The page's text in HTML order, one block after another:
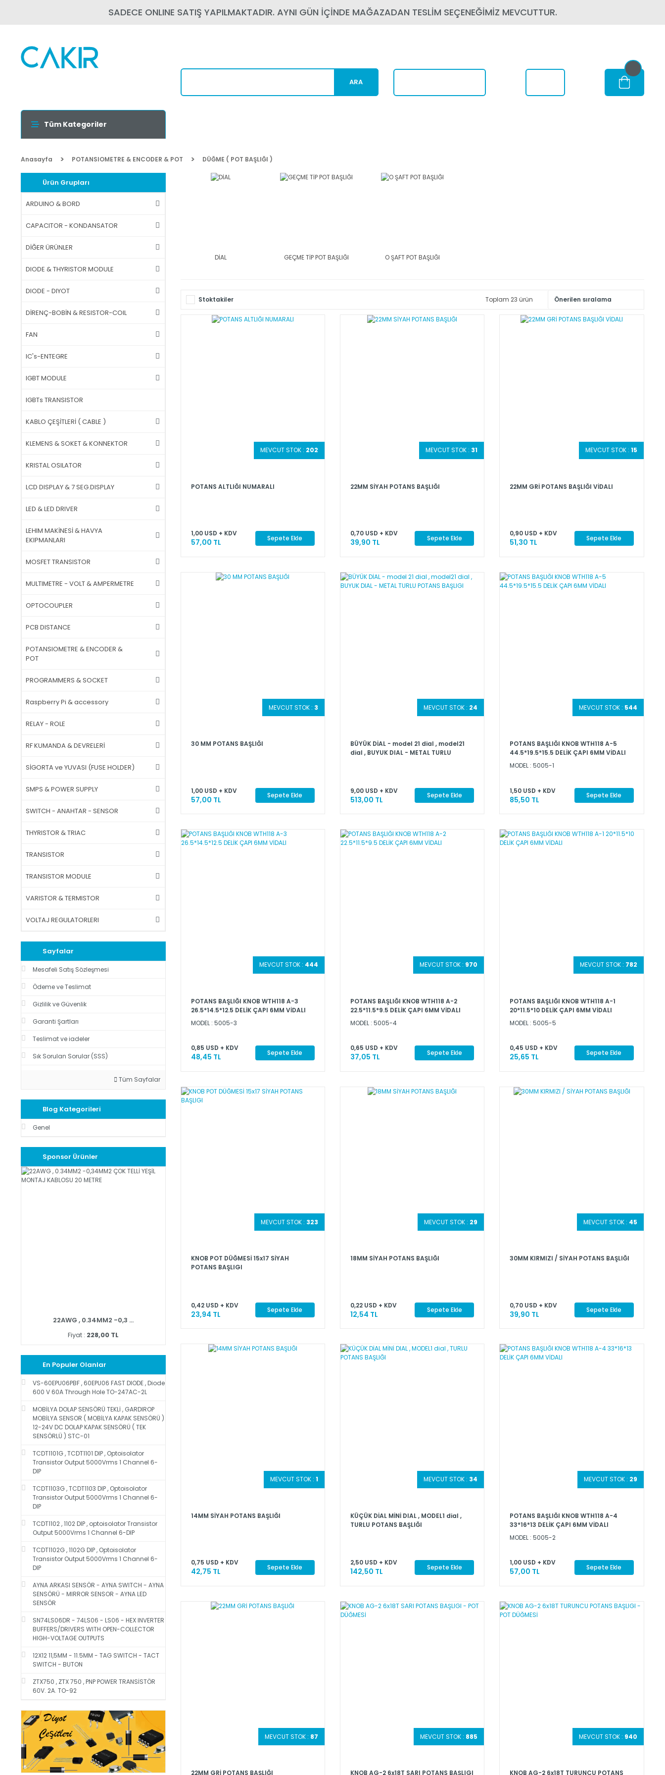
SADECE ONLINE SATIŞ YAPILMAKTADIR. AYNI GÜN İÇİNDE MAĞAZADAN TESLİM SEÇENEĞİMİZ MEVCUTTUR.
ARA
Tüm Kategoriler
Anasayfa POTANSIOMETRE & ENCODER & POT DÜĞME ( POT BAŞLIĞI )
Ürün Grupları
ARDUINO & BORD
CAPACITOR - KONDANSATOR
DİĞER ÜRÜNLER
DIODE & THYRISTOR MODULE
DIODE - DIYOT
DİRENÇ-BOBİN & RESISTOR-COIL
FAN
IC's-ENTEGRE
IGBT MODULE
IGBTs TRANSISTOR
KABLO ÇEŞİTLERİ ( CABLE )
KLEMENS & SOKET & KONNEKTOR
KRISTAL OSILATOR
LCD DISPLAY & 7 SEG.DISPLAY
LED & LED DRIVER
LEHIM MAKİNESİ & HAVYA
EKIPMANLARI
MOSFET TRANSISTOR
MULTIMETRE - VOLT & AMPERMETRE
OPTOCOUPLER
PCB DISTANCE
POTANSIOMETRE & ENCODER &
POT
PROGRAMMERS & SOCKET
Raspberry Pi & accessory
RELAY - ROLE
RF KUMANDA & DEVRELERİ
SİGORTA ve YUVASI (FUSE HOLDER)
SMPS & POWER SUPPLY
SWITCH - ANAHTAR - SENSOR
THYRISTOR & TRIAC
TRANSISTOR
TRANSISTOR MODULE
VARISTOR & TERMISTOR
VOLTAJ REGULATORLERI
Sayfalar
Mesafeli Satış Sözleşmesi
Ödeme ve Teslimat
Gizlilik ve Güvenlik
Garanti Şartları
Teslimat ve iadeler
Sık Sorulan Sorular (SSS)
Tüm Sayfalar
Blog Kategorileri
Genel
Sponsor Ürünler
22AWG , 0.34MM2 -0,3 ...
Fiyat : 228,00 TL
En Populer Olanlar
VS-60EPU06PBF , 60EPU06 FAST DIODE , Diode
600 V 60A Through Hole TO-247AC-2L
MOBİLYA DOLAP SENSÖRÜ TEKLİ , GARDIROP
MOBİLYA SENSOR ( MOBİLYA KAPAK SENSÖRÜ )
12-24V DC DOLAP KAPAK SENSÖRÜ ( TEK
SENSÖRLÜ ) STC-01
TCDT1101G , TCDT1101 DIP , Optoisolator
Transistor Output 5000Vrms 1 Channel 6-
DIP
TCDT1103G , TCDT1103 DIP , Optoisolator
Transistor Output 5000Vrms 1 Channel 6-
DIP
TCDT1102 , 1102 DIP , optoisolator Transistor
Output 5000Vrms 1 Channel 6-DIP
TCDT1102G , 1102G DIP , Optoisolator
Transistor Output 5000Vrms 1 Channel 6-
DIP
AYNA ARKASI SENSÖR - AYNA SWITCH - AYNA
SENSÖRÜ - MIRROR SENSOR - AYNA LED
SENSÖR
SN74LS06DR - 74LS06 - LS06 - HEX INVERTER
BUFFERS/DRIVERS WITH OPEN-COLLECTOR
HIGH-VOLTAGE OUTPUTS
12X12 11,5MM - 11.5MM - TAG SWITCH - TACT
SWITCH - BUTON
ZTX750 , ZTX 750 , PNP POWER TRANSİSTÖR
60V. 2A. TO-92
DİAL GEÇME TİP POT BAŞLIĞI O ŞAFT POT BAŞLIĞI
Stoktakiler Toplam 23 ürün
MEVCUT STOK : 202
POTANS ALTLIĞI NUMARALI
1,00 USD + KDV
57,00 TL Sepete Ekle
MEVCUT STOK : 31
22MM SİYAH POTANS BAŞLIĞI
0,70 USD + KDV
39,90 TL Sepete Ekle
MEVCUT STOK : 15
22MM GRİ POTANS BAŞLIĞI VİDALI
0,90 USD + KDV
51,30 TL Sepete Ekle
MEVCUT STOK : 3
30 MM POTANS BAŞLIĞI
1,00 USD + KDV
57,00 TL Sepete Ekle
MEVCUT STOK : 24
BÜYÜK DİAL - model 21 dial , model21
dial , BUYUK DIAL - METAL TURLU
9,00 USD + KDV
513,00 TL Sepete Ekle
MEVCUT STOK : 544
POTANS BAŞLIĞI KNOB WTH118 A-5
44.5*19.5*15.5 DELİK ÇAPI 6MM VİDALI
MODEL : 5005-1
1,50 USD + KDV
85,50 TL Sepete Ekle
MEVCUT STOK : 444
POTANS BAŞLIĞI KNOB WTH118 A-3
26.5*14.5*12.5 DELİK ÇAPI 6MM VİDALI
MODEL : 5005-3
0,85 USD + KDV
48,45 TL Sepete Ekle
MEVCUT STOK : 970
POTANS BAŞLIĞI KNOB WTH118 A-2
22.5*11.5*9.5 DELİK ÇAPI 6MM VİDALI
MODEL : 5005-4
0,65 USD + KDV
37,05 TL Sepete Ekle
MEVCUT STOK : 782
POTANS BAŞLIĞI KNOB WTH118 A-1
20*11.5*10 DELİK ÇAPI 6MM VİDALI
MODEL : 5005-5
0,45 USD + KDV
25,65 TL Sepete Ekle
MEVCUT STOK : 323
KNOB POT DÜĞMESİ 15x17 SİYAH
POTANS BAŞLIGI
0,42 USD + KDV
23,94 TL Sepete Ekle
MEVCUT STOK : 29
18MM SİYAH POTANS BAŞLIĞI
0,22 USD + KDV
12,54 TL Sepete Ekle
MEVCUT STOK : 45
30MM KIRMIZI / SİYAH POTANS BAŞLIĞI
0,70 USD + KDV
39,90 TL Sepete Ekle
MEVCUT STOK : 1
14MM SİYAH POTANS BAŞLIĞI
0,75 USD + KDV
42,75 TL Sepete Ekle
MEVCUT STOK : 34
KÜÇÜK DİAL MİNİ DIAL , MODEL1 dial ,
TURLU POTANS BAŞLIĞI
2,50 USD + KDV
142,50 TL Sepete Ekle
MEVCUT STOK : 29
POTANS BAŞLIĞI KNOB WTH118 A-4
33*16*13 DELİK ÇAPI 6MM VİDALI
MODEL : 5005-2
1,00 USD + KDV
57,00 TL Sepete Ekle
MEVCUT STOK : 87
22MM GRİ POTANS BAŞLIĞI
MEVCUT STOK : 885
KNOB AG-2 6x18T SARI POTANS BAŞLIGI
MEVCUT STOK : 940
KNOB AG-2 6x18T TURUNCU POTANS